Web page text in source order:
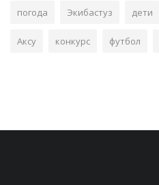
погода Экибастуз дети
Аксу конкурс футбол